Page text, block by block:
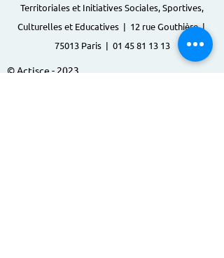
Territoriales et Initiatives Sociales, Sportives,
Culturelles et Educatives | 12 rue Gouthière |
75013 Paris | 01 45 81 13 13
© Actisce - 2023